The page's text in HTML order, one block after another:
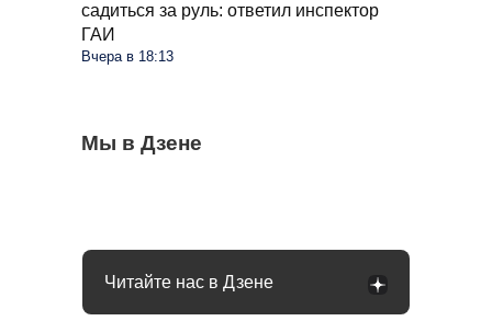
садиться за руль: ответил инспектор
ГАИ
Вчера в 18:13
Мы в Дзене
Грядки в августе пустеют, но
расслабляться нельзя: пора готовить
Овощи, которые еще дадут мощный
Ветки смородины сохнут и темнеют: пора
Читайте нас в Дзене